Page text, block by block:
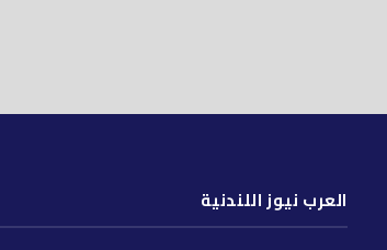
العرب نيوز اللندنية